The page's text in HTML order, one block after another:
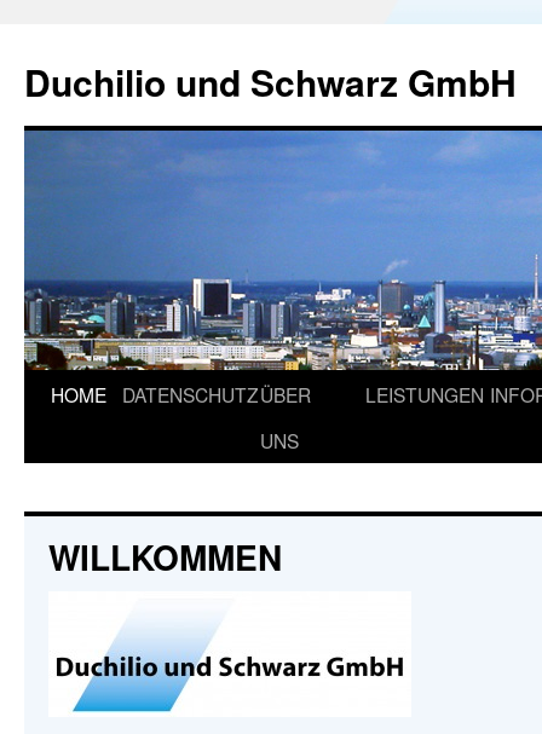
Duchilio und Schwarz GmbH
HOME DATENSCHUTZÜBER
UNS
LEISTUNGEN
WILLKOMMEN